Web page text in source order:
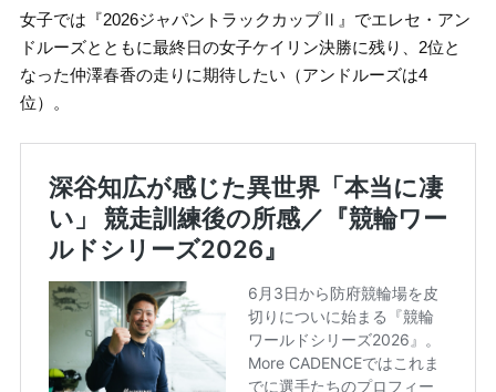
女子では『2026ジャパントラックカップⅡ』でエレセ・アン
ドルーズとともに最終日の女子ケイリン決勝に残り、2位と
なった仲澤春香の走りに期待したい（アンドルーズは4
位）。